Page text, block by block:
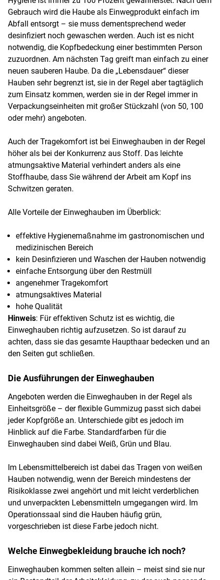
Gebrauch wird die Haube als Einwegprodukt einfach im
Abfall entsorgt – sie muss dementsprechend weder
desinfiziert noch gewaschen werden. Auch ist es nicht
notwendig, die Kopfbedeckung einer bestimmten Person
zuzuordnen. Am nächsten Tag greift man einfach zu einer
neuen sauberen Haube. Da die „Lebensdauer“ dieser
Hauben sehr begrenzt ist, sie in der Regel aber tagtäglich
zum Einsatz kommen, werden sie in der Regel immer in
Verpackungseinheiten mit großer Stückzahl (von 50, 100
oder mehr) angeboten.
Auch der Tragekomfort ist bei Einweghauben in der Regel
höher als bei der Konkurrenz aus Stoff. Das leichte
atmungsaktive Material verhindert anders als eine
Stoffhaube, dass Sie während der Arbeit am Kopf ins
Schwitzen geraten.
Alle Vorteile der Einweghauben im Überblick:
effektive Hygienemaßnahme im gastronomischen und
medizinischen Bereich
kein Desinfizieren und Waschen der Hauben notwendig
einfache Entsorgung über den Restmüll
angenehmer Tragekomfort
atmungsaktives Material
hohe Qualität
Hinweis: Für effektiven Schutz ist es wichtig, die
Einweghauben richtig aufzusetzen. So ist darauf zu
achten, dass sie das gesamte Haupthaar bedecken und an
den Seiten gut schließen.
Die Ausführungen der Einweghauben
Angeboten werden die Einweghauben in der Regel als
Einheitsgröße – der flexible Gummizug passt sich dabei
jeder Kopfgröße an. Unterschiede gibt es jedoch im
Hinblick auf die Farbe. Standardfarben für die
Einweghauben sind dabei Weiß, Grün und Blau.
Im Lebensmittelbereich ist dabei das Tragen von weißen
Hauben notwendig, wenn der Bereich mindestens der
Risikoklasse zwei angehört und mit leicht verderblichen
und unverpackten Lebensmitteln umgegangen wird. Im
Operationssaal sind die Hauben häufig grün,
vorgeschrieben ist diese Farbe jedoch nicht.
Welche Einwegbekleidung brauche ich noch?
Einweghauben kommen selten allein – meist sind sie nur